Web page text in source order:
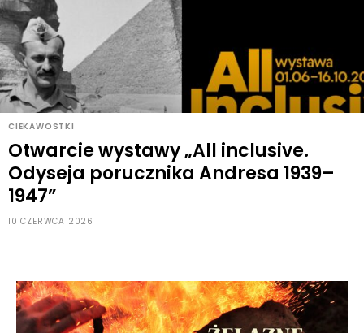
CIEKAWOSTKI
Otwarcie wystawy „All inclusive.
Odyseja porucznika Andresa 1939–
1947”
10 CZERWCA 2026